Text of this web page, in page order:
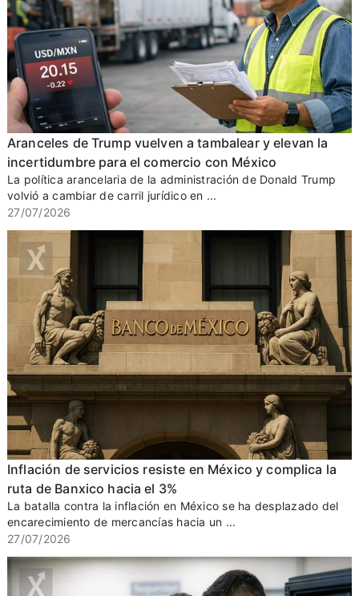
Aranceles de Trump vuelven a tambalear y elevan la
incertidumbre para el comercio con México
La política arancelaria de la administración de Donald Trump
volvió a cambiar de carril jurídico en ...
27/07/2026
Inflación de servicios resiste en México y complica la
ruta de Banxico hacia el 3%
La batalla contra la inflación en México se ha desplazado del
encarecimiento de mercancías hacia un ...
27/07/2026